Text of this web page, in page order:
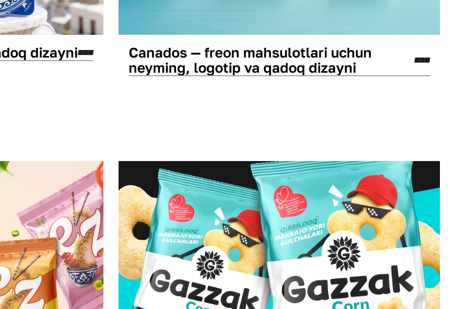
dizayni
Canados — freon mahsulotlari uchun
neyming, logotip va qadoq dizayni